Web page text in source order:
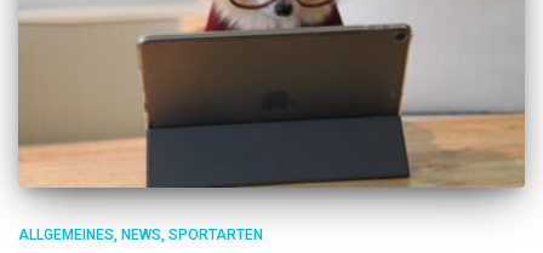
ALLGEMEINES NEWS SPORTARTEN